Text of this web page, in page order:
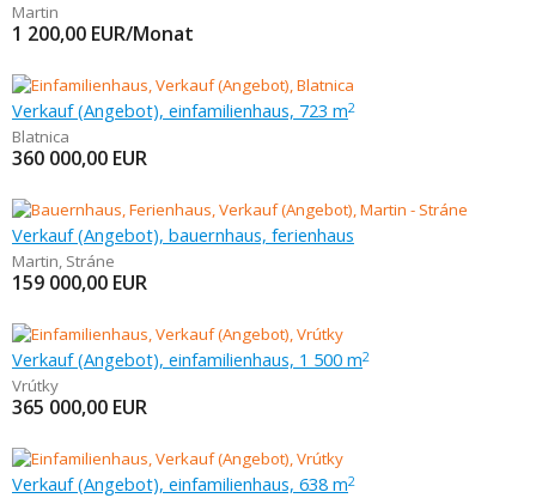
Martin
1 200,00 EUR/Monat
Verkauf (Angebot), einfamilienhaus, 723 m2
Blatnica
360 000,00 EUR
Verkauf (Angebot), bauernhaus, ferienhaus
Martin, Stráne
159 000,00 EUR
Verkauf (Angebot), einfamilienhaus, 1 500 m2
Vrútky
365 000,00 EUR
Verkauf (Angebot), einfamilienhaus, 638 m2